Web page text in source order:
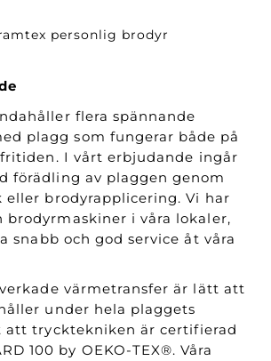
flera spännande
plagg som fungerar både på
I vårt erbjudande ingår
förädling av plaggen genom
brodyrapplicering. Vi har
brodyrmaskiner i våra lokaler,
snabb och god service åt våra
värmetransfer är lätt att
under hela plaggets
att trycktekniken är certifierad
100 by OEKO-TEX®. Våra